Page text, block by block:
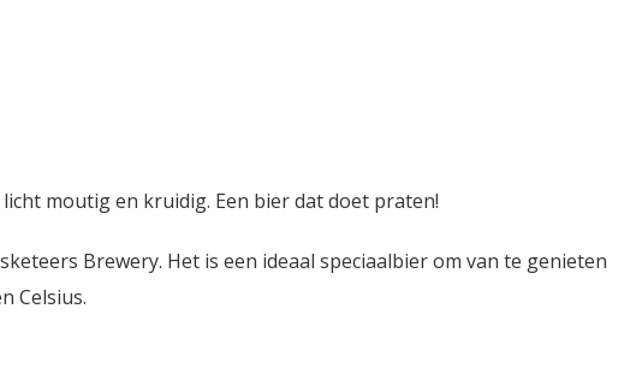
moutig en kruidig. Een bier dat doet praten!
Brewery. Het is een ideaal speciaalbier om van te genieten
Celsius.